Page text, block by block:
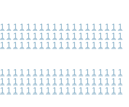
1 1 1 1 1 1 1 1 1 1 1 1 1 1 1 1 1 1 1
1 1 1 1 1 1 1 1 1 1 1 1 1 1 1 1 1 1 1
1 1 1 1 1 1 1 1 1 1 1 1 1 1 1 1 1 1 1
1 1 1 1 1 1 1 1 1 1 1 1 1 1 1 1 1 1 1
1 1 1 1 1 1 1 1 1 1 1 1 1 1 1 1 1 1 1
1 1 1 1 1 1 1 1 1 1 1 1 1 1 1 1 1 1 1